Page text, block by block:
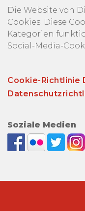
Die Website von
Cookies. Diese
Kategorien
Social-Media-
Cookie-Richtlinie
Soziale Medien